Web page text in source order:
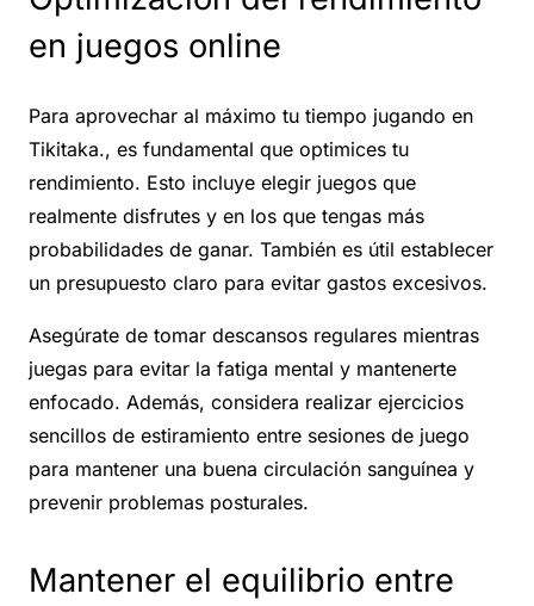
en juegos online
Para aprovechar al máximo tu tiempo jugando en
Tikitaka., es fundamental que optimices tu
rendimiento. Esto incluye elegir juegos que
realmente disfrutes y en los que tengas más
probabilidades de ganar. También es útil establecer
un presupuesto claro para evitar gastos excesivos.
Asegúrate de tomar descansos regulares mientras
juegas para evitar la fatiga mental y mantenerte
enfocado. Además, considera realizar ejercicios
sencillos de estiramiento entre sesiones de juego
para mantener una buena circulación sanguínea y
prevenir problemas posturales.
Mantener el equilibrio entre